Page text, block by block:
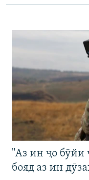
"Аз ин ҷо бӯйи
бояд аз ин